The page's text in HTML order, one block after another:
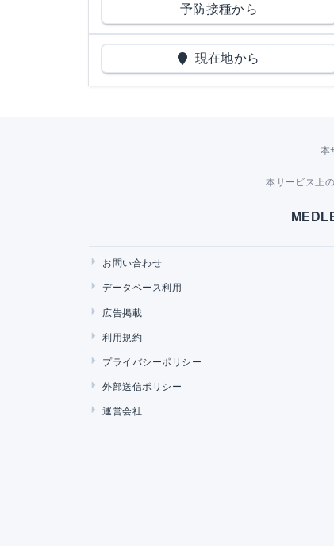
予防接種から
現在地から
本
本サービス上
お問い合わせ
データベース利用
広告掲載
利用規約
プライバシーポリシー
外部送信ポリシー
運営会社